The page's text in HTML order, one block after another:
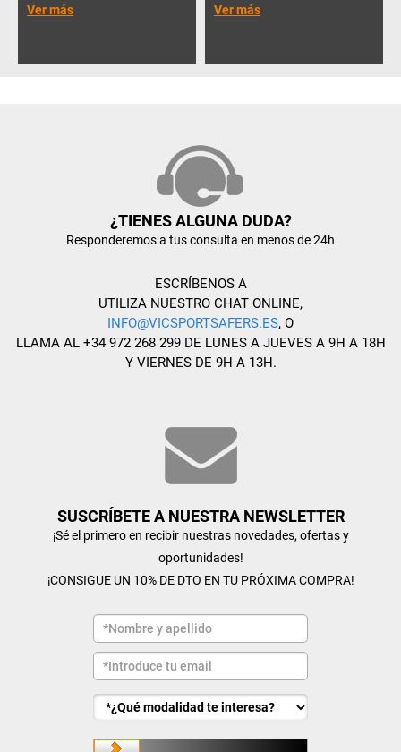
Ver más
Ver más
¿TIENES ALGUNA DUDA?
Responderemos a tus consulta en menos de 24h
ESCRÍBENOS A
UTILIZA NUESTRO CHAT ONLINE,
INFO@VICSPORTSAFERS.ES, O
LLAMA AL +34 972 268 299 DE LUNES A JUEVES A 9H A 18H
Y VIERNES DE 9H A 13H.
SUSCRÍBETE A NUESTRA NEWSLETTER
¡Sé el primero en recibir nuestras novedades, ofertas y
oportunidades!
¡CONSIGUE UN 10% DE DTO EN TU PRÓXIMA COMPRA!